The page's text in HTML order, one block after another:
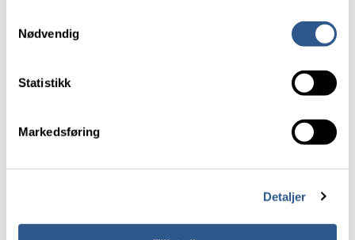
Nødvendig
Statistikk
Markedsføring
Detaljer
Fellesprosjektet E16 og nytt dobbeltspor Arna–
betydelig mer kapasitet og bedre reisetid på
strekningen.
innebærer en økning i lokaltogtilbudet rundt
Oslo til timinuttersfrekvens, og i tillegg en
styrking av øvrig togtilbud inn mot Oslo i rush
Utvikling av Østfoldbanen, inkludert utbygging
av dobbeltspor til Seut ved Fredrikstad.